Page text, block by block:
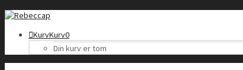
KurvKurv0
Din kurv er tom